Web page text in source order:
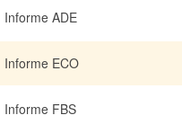
Informe ADE
Informe ECO
Informe FBS